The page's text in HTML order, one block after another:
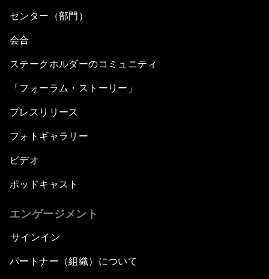
センター（部門）
会合
ステークホルダーのコミュニティ
「フォーラム・ストーリー」
プレスリリース
フォトギャラリー
ビデオ
ポッドキャスト
エンゲージメント
サインイン
パートナー（組織）について